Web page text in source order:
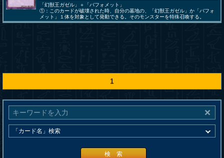
「幻獣王ガゼル」＋「バフォメット」
①：このカードが破壊された時、自分の墓地の、「幻獣王ガゼル」か「バフォ
メット」１体を対象として発動できる。そのモンスターを特殊召喚する。
1
検 索